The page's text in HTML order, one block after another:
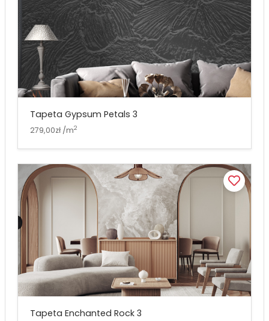
Tapeta Gypsum Petals 3
279,00zł /m2
Tapeta Enchanted Rock 3